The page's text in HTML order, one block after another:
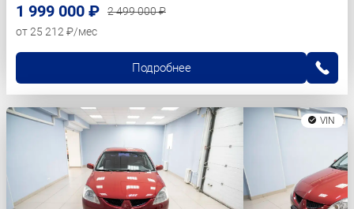
1 999 000 ₽
2 499 000 ₽
от 25 212 ₽/мес
Подробнее
VIN